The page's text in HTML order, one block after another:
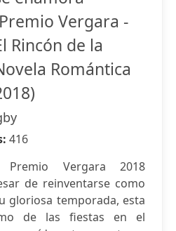
Vergara -
Rincón de la
Romántica
416
Premio Vergara 2018
de reinventarse como
gloriosa temporada, esta
de las fiestas en el